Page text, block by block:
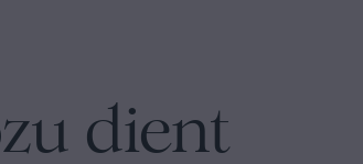
dient